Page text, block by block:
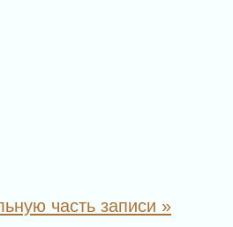
часть записи »